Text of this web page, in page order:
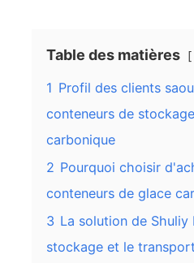
Table des matières
1 Profil des clients
conteneurs de
carbonique
2 Pourquoi choisir
conteneurs de glace
3 La solution de
stockage et le